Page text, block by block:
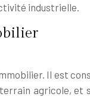
industrielle.
Il est
agricole, et